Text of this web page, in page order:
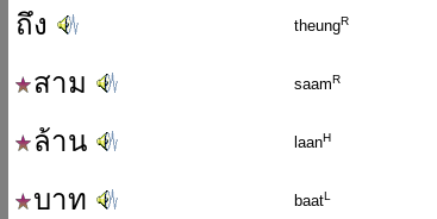
ถึง theungR
สาม saamR
ล้าน laanH
บาท baatL